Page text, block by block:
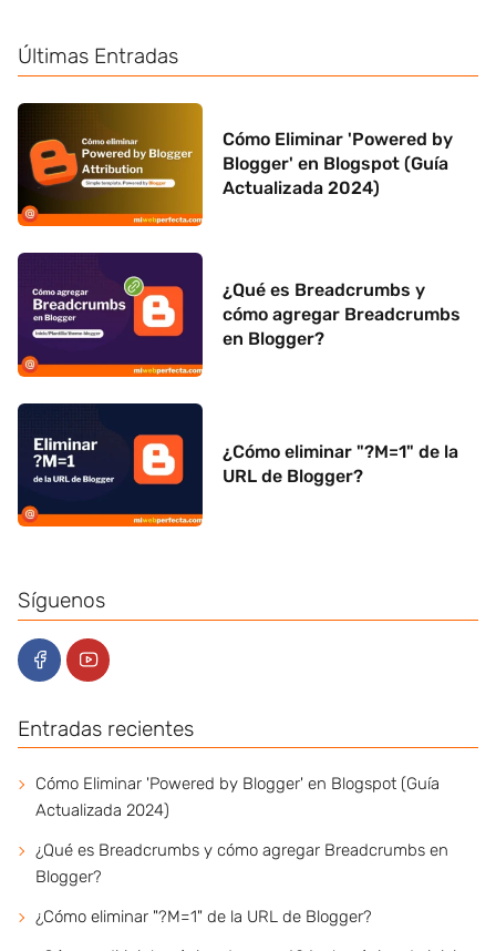
Últimas Entradas
Cómo Eliminar 'Powered by
Blogger' en Blogspot (Guía
Actualizada 2024)
¿Qué es Breadcrumbs y
cómo agregar Breadcrumbs
en Blogger?
¿Cómo eliminar "?M=1" de la
URL de Blogger?
Síguenos
Entradas recientes
Cómo Eliminar 'Powered by Blogger' en Blogspot (Guía
Actualizada 2024)
¿Qué es Breadcrumbs y cómo agregar Breadcrumbs en
Blogger?
¿Cómo eliminar "?M=1" de la URL de Blogger?